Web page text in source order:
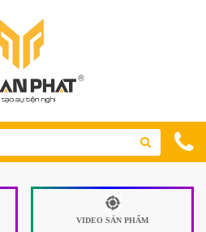
VIDEO SẢN PHẨM